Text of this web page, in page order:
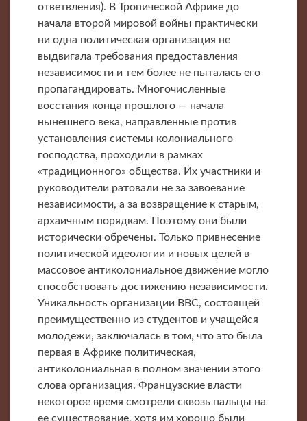
ответвления). В Тропической Африке до
начала второй мировой войны практически
ни одна политическая организация не
выдвигала требования предоставления
независимости и тем более не пыталась его
пропагандировать. Многочисленные
восстания конца прошлого — начала
нынешнего века, направленные против
установления системы колониального
господства, проходили в рамках
«традиционного» общества. Их участники и
руководители ратовали не за завоевание
независимости, а за возвращение к старым,
архаичным порядкам. Поэтому они были
исторически обречены. Только привнесение
политической идеологии и новых целей в
массовое антиколониальное движение могло
способствовать достижению независимости.
Уникальность организации ВВС, состоящей
преимущественно из студентов и учащейся
молодежи, заключалась в том, что это была
первая в Африке политическая,
антиколониальная в полном значении этого
слова организация. Французские власти
некоторое время смотрели сквозь пальцы на
ее существование, хотя им хорошо были